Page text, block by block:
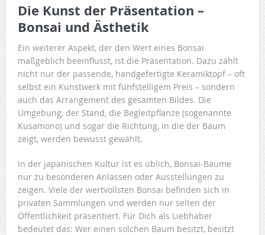
Die Kunst der Präsentation –
Bonsai und Ästhetik
Ein weiterer Aspekt, der den Wert eines Bonsai
maßgeblich beeinflusst, ist die Präsentation. Dazu zählt
nicht nur der passende, handgefertigte Keramiktopf – oft
selbst ein Kunstwerk mit fünfstelligem Preis – sondern
auch das Arrangement des gesamten Bildes. Die
Umgebung, der Stand, die Begleitpflanze (sogenannte
Kusamono) und sogar die Richtung, in die der Baum
zeigt, werden bewusst gewählt.
In der japanischen Kultur ist es üblich, Bonsai-Bäume
nur zu besonderen Anlässen oder Ausstellungen zu
zeigen. Viele der wertvollsten Bonsai befinden sich in
privaten Sammlungen und werden nur selten der
Öffentlichkeit präsentiert. Für Dich als Liebhaber
bedeutet das: Wer einen solchen Baum besitzt, besitzt